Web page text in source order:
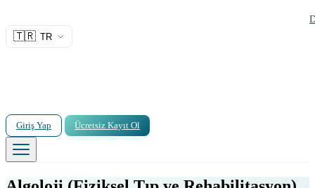
🇹🇷 TR
Giriş Yap Ücretsiz Kayıt Ol